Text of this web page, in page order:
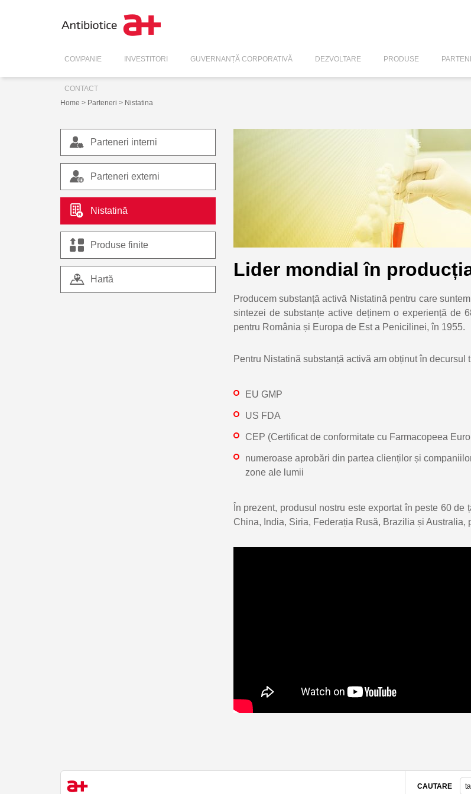
COMPANIE INVESTITORI GUVERNANȚĂ CORPORATIVĂ DEZVOLTARE PRODUSE
CONTACT
Home > Parteneri > Nistatina
Parteneri interni
Parteneri externi
Nistatină
Produse finite
Hartă Lider mondial în
Producem substanță activă Nistatină pentru care
sintezei de substanțe active deținem o experiență de
pentru România și Europa de Est a Penicilinei, în 1955.
Pentru Nistatină substanță activă am obținut în decursul
EU GMP
US FDA
CEP (Certificat de conformitate cu Farmacopeea
numeroase aprobări din partea clienților și
zone ale lumii
În prezent, produsul nostru este exportat în peste 60
China, India, Siria, Federația Rusă, Brazilia și Australia,
CAUTARE